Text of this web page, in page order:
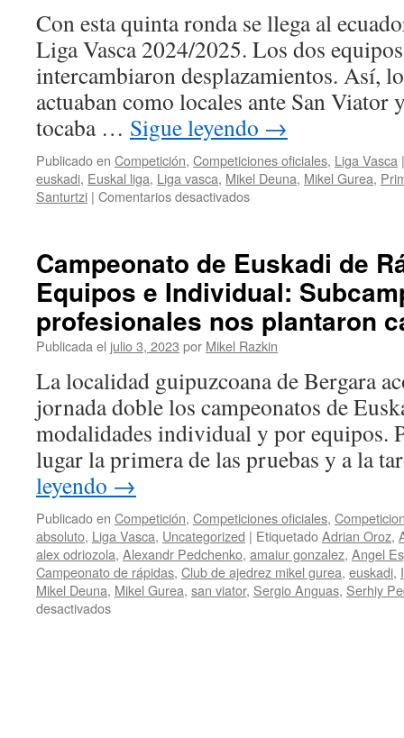
Con esta quinta ronda se llega al
Liga Vasca 2024/2025. Los dos
intercambiaron desplazamientos. Así,
actuaban como locales ante San Viator
tocaba … Sigue leyendo →
Publicado en Competición, Competiciones oficiales, Liga Vasca |
euskadi, Euskal liga, Liga vasca, Mikel Deuna, Mikel Gurea,
Santurtzi | Comentarios desactivadosen
Vasca:
El
paso
del
ecuador
da
un
susto
a
MG
en
Burlada
en
Santurtzi
Campeonato de Euskadi de
Equipos e Individual:
profesionales nos plantaron
Publicada el julio 3, 2023 por Mikel Razkin
La localidad guipuzcoana de Bergara
jornada doble los campeonatos de
modalidades individual y por equipos.
lugar la primera de las pruebas y a la
leyendo →
Publicado en Competición, Competiciones oficiales,
absoluto, Liga Vasca, Uncategorized | EtiquetadoAdrian Oroz,
alex odriozola, Alexandr Pedchenko, amaiur gonzalez, Angel
Campeonato de rápidas, Club de ajedrez mikel gurea, euskadi,
Mikel Deuna, Mikel Gurea, san viator, Sergio Anguas, Serhiy
desactivadosen